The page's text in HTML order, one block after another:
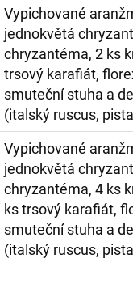
Vypichované
jednokvětá
chryzantéma, 2 ks
trsový karafiát,
smuteční stuha a
(italský ruscus,
Vypichované
jednokvětá
chryzantéma, 4 ks
ks trsový karafiát,
smuteční stuha a
(italský ruscus,